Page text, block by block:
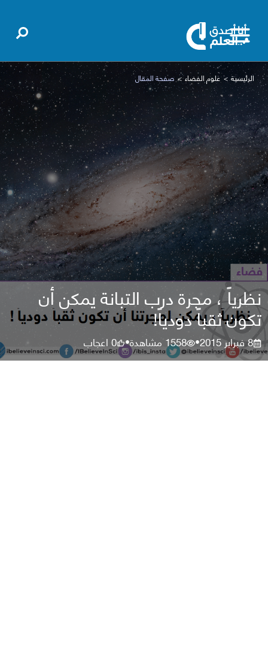
الرئيسية علوم الفضاء صفحة المقال
نظرياً ، مجرة درب التبانة يمكن أن
تكون ثقباً دودياً!
8 فبراير 2015 •
1558 مشاهدة•
0اعجاب